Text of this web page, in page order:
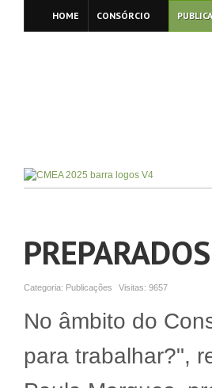
HOME CONSÓRCIO
Categoria: Publicações Visitas: 9657
No âmbito do
para trabalhar?",